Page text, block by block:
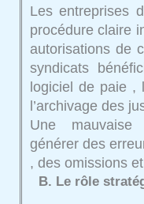
Les entreprises
procédure claire
autorisations de
syndicats
logiciel de paie ,
l’archivage des
Une mauvaise
générer des
, des omissions
B. Le rôle